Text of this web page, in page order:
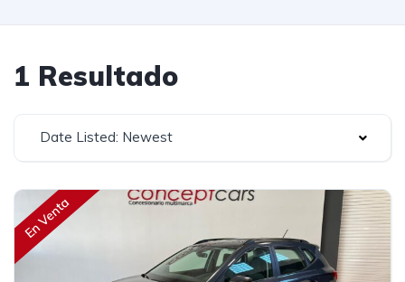
1 Resultado
Date Listed: Newest
En Venta